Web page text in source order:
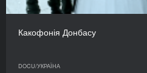
Какофонія Донбасу
DOCU/УКРАЇНА